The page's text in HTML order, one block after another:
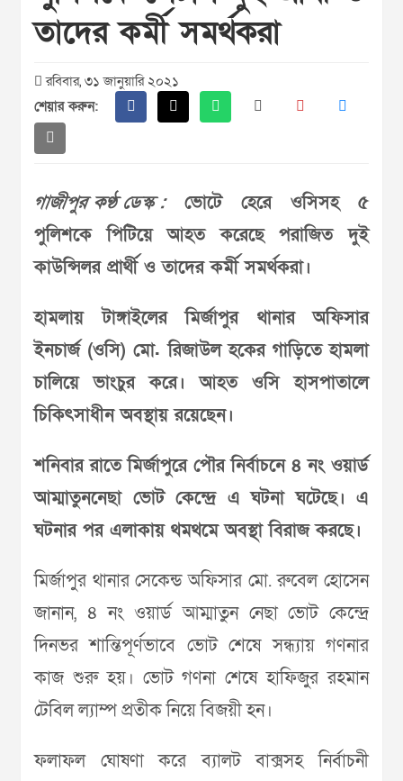
তাদের কর্মী সমর্থকরা
রবিবার, ৩১ জানুয়ারি ২০২১
শেয়ার করুন:
গাজীপুর কণ্ঠ ডেস্ক :ভোটে হেরে ওসিসহ ৫
পুলিশকে পিটিয়ে আহত করেছে পরাজিত দুই
কাউন্সিলর প্রার্থী ও তাদের কর্মী সমর্থকরা।
হামলায় টাঙ্গাইলের মির্জাপুর থানার অফিসার
ইনচার্জ (ওসি) মো. রিজাউল হকের গাড়িতে হামলা
চালিয়ে ভাংচুর করে। আহত ওসি হাসপাতালে
চিকিৎসাধীন অবস্থায় রয়েছেন।
শনিবার রাতে মির্জাপুরে পৌর নির্বাচনে ৪ নং ওয়ার্ড
আম্মাতুননেছা ভোট কেন্দ্রে এ ঘটনা ঘটেছে। এ
ঘটনার পর এলাকায় থমথমে অবস্থা বিরাজ করছে।
মির্জাপুর থানার সেকেন্ড অফিসার মো. রুবেল হোসেন
জানান, ৪ নং ওয়ার্ড আম্মাতুন নেছা ভোট কেন্দ্রে
দিনভর শান্তিপূর্ণভাবে ভোট শেষে সন্ধ্যায় গণনার
কাজ শুরু হয়। ভোট গণনা শেষে হাফিজুর রহমান
টেবিল ল্যাম্প প্রতীক নিয়ে বিজয়ী হন।
ফলাফল ঘোষণা করে ব্যালট বাক্সসহ নির্বাচনী